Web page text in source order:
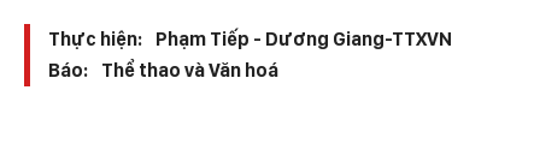
Thực hiện:
Phạm Tiếp - Dương Giang-TTXVN
Báo:
Thể thao và Văn hoá